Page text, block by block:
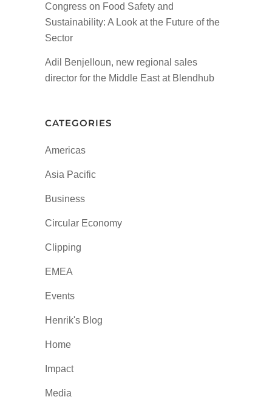
Congress on Food Safety and
Sustainability: A Look at the Future of the
Sector
Adil Benjelloun, new regional sales
director for the Middle East at Blendhub
CATEGORIES
Americas
Asia Pacific
Business
Circular Economy
Clipping
EMEA
Events
Henrik's Blog
Home
Impact
Media